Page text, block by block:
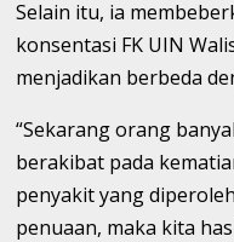
Selain itu, ia
konsentasi FK UIN
menjadikan berbeda
“Sekarang orang
berakibat pada
penyakit yang
penuaan, maka kita